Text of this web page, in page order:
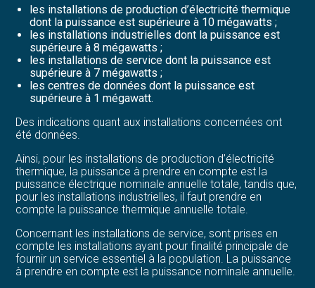
les installations de production d’électricité thermique
dont la puissance est supérieure à 10 mégawatts ;
les installations industrielles dont la puissance est
supérieure à 8 mégawatts ;
les installations de service dont la puissance est
supérieure à 7 mégawatts ;
les centres de données dont la puissance est
supérieure à 1 mégawatt.
Des indications quant aux installations concernées ont
été données.
Ainsi, pour les installations de production d’électricité
thermique, la puissance à prendre en compte est la
puissance électrique nominale annuelle totale, tandis que,
pour les installations industrielles, il faut prendre en
compte la puissance thermique annuelle totale.
Concernant les installations de service, sont prises en
compte les installations ayant pour finalité principale de
fournir un service essentiel à la population. La puissance
à prendre en compte est la puissance nominale annuelle.